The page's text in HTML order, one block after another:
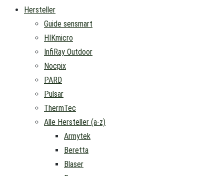
Hersteller
Guide sensmart
HIKmicro
InfiRay Outdoor
Nocpix
PARD
Pulsar
ThermTec
Alle Hersteller (a-z)
Armytek
Beretta
Blaser